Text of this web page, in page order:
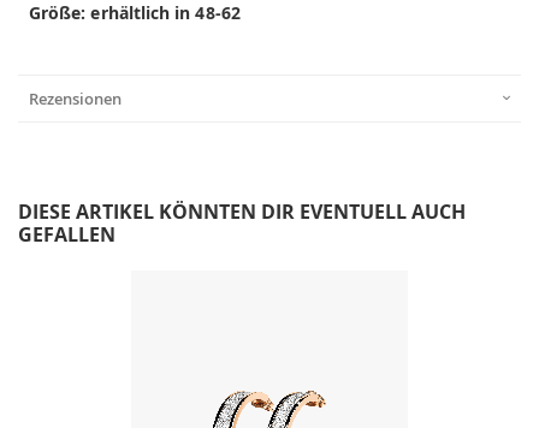
Größe: erhältlich in 48-62
Rezensionen
DIESE ARTIKEL KÖNNTEN DIR EVENTUELL AUCH
GEFALLEN